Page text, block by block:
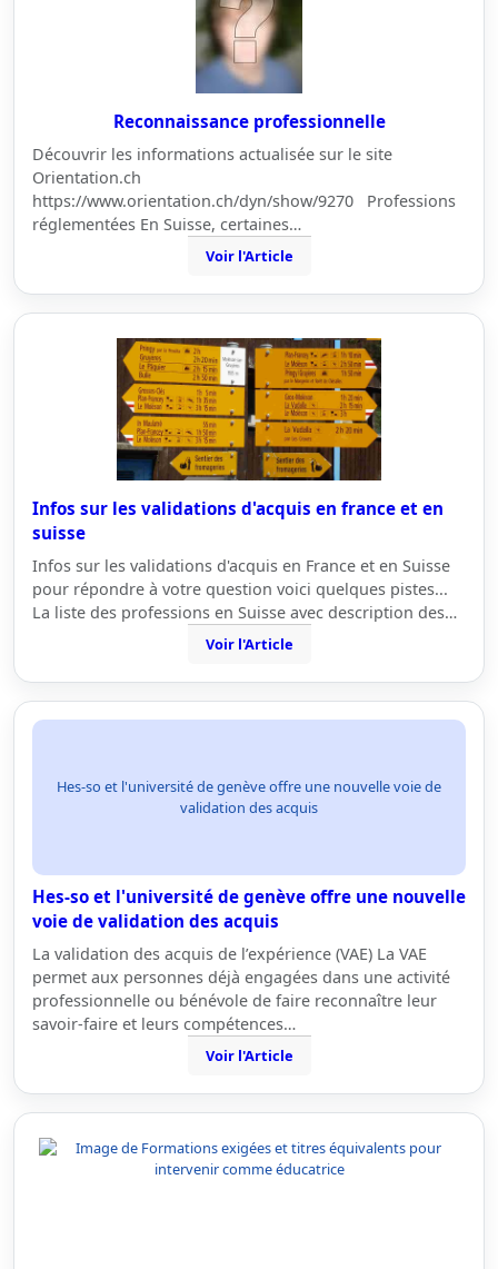
Reconnaissance professionnelle
Découvrir les informations actualisée sur le site
Orientation.ch
https://www.orientation.ch/dyn/show/9270 Professions
réglementées En Suisse, certaines…
Voir l'Article
Infos sur les validations d'acquis en france et en
suisse
Infos sur les validations d'acquis en France et en Suisse
pour répondre à votre question voici quelques pistes...
La liste des professions en Suisse avec description des…
Voir l'Article
Hes-so et l'université de genève offre une nouvelle voie de
validation des acquis
Hes-so et l'université de genève offre une nouvelle
voie de validation des acquis
La validation des acquis de l’expérience (VAE) La VAE
permet aux personnes déjà engagées dans une activité
professionnelle ou bénévole de faire reconnaître leur
savoir-faire et leurs compétences…
Voir l'Article